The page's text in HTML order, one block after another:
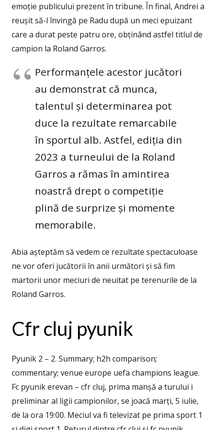
emoție publicului prezent în tribune. În final, Andrei a
reușit să-l învingă pe Radu după un meci epuizant
care a durat peste patru ore, obținând astfel titlul de
campion la Roland Garros.
Performanțele acestor jucători
au demonstrat că munca,
talentul și determinarea pot
duce la rezultate remarcabile
în sportul alb. Astfel, ediția din
2023 a turneului de la Roland
Garros a rămas în amintirea
noastră drept o competiție
plină de surprize și momente
memorabile.
Abia așteptăm să vedem ce rezultate spectaculoase
ne vor oferi jucătorii în anii următori și să fim
martorii unor meciuri de neuitat pe terenurile de la
Roland Garros.
Cfr cluj pyunik
Pyunik 2 – 2. Summary; h2h comparison;
commentary; venue europe uefa champions league.
Fc pyunik erevan – cfr cluj, prima manșă a turului i
preliminar al ligii campionilor, se joacă marți, 5 iulie,
de la ora 19:00. Meciul va fi televizat pe prima sport 1